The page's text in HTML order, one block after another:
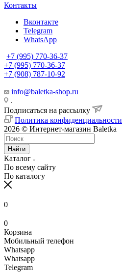
Контакты
Вконтакте
Telegram
WhatsApp
+7 (995) 770-36-37
+7 (995) 770-36-37
+7 (908) 787-10-92
info@baletka-shop.ru
.
Подписаться на рассылку
Политика конфиденциальности
2026 © Интернет-магазин Baletka
Найти
Каталог
По всему сайту
По каталогу
0
0
Корзина
Мобильный телефон
Whatsapp
Whatsapp
Telegram